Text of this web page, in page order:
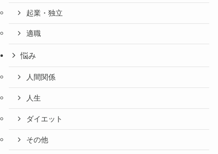
起業・独立
適職
悩み
人間関係
人生
ダイエット
その他